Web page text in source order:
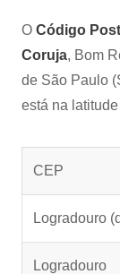
O Código
Coruja, Bom
de São Paulo
está na
CEP
Logradouro
Logradouro